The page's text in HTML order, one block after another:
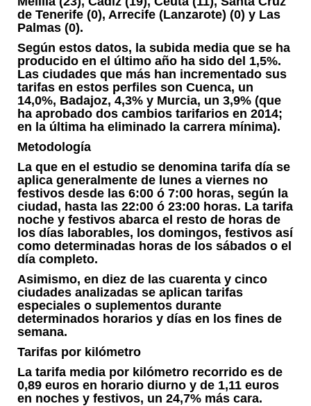
de Tenerife (0), Arrecife (Lanzarote) (0) y Las
Palmas (0).
Según estos datos, la subida media que se ha
producido en el último año ha sido del 1,5%.
Las ciudades que más han incrementado sus
tarifas en estos perfiles son Cuenca, un
14,0%, Badajoz, 4,3% y Murcia, un 3,9% (que
ha aprobado dos cambios tarifarios en 2014;
en la última ha eliminado la carrera mínima).
Metodología
La que en el estudio se denomina tarifa día se
aplica generalmente de lunes a viernes no
festivos desde las 6:00 ó 7:00 horas, según la
ciudad, hasta las 22:00 ó 23:00 horas. La tarifa
noche y festivos abarca el resto de horas de
los días laborables, los domingos, festivos así
como determinadas horas de los sábados o el
día completo.
Asimismo, en diez de las cuarenta y cinco
ciudades analizadas se aplican tarifas
especiales o suplementos durante
determinados horarios y días en los fines de
semana.
Tarifas por kilómetro
La tarifa media por kilómetro recorrido es de
0,89 euros en horario diurno y de 1,11 euros
en noches y festivos, un 24,7% más cara.